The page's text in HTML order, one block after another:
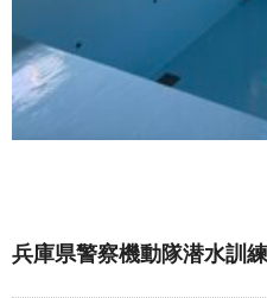
兵庫県警察機動隊潜水訓